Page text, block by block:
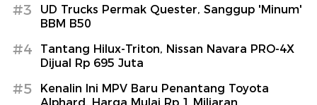
#3
UD Trucks Permak Quester, Sanggup 'Minum'
BBM B50
#4
Tantang Hilux-Triton, Nissan Navara PRO-4X
Dijual Rp 695 Juta
#5
Kenalin Ini MPV Baru Penantang Toyota
Alphard, Harga Mulai Rp 1 Miliaran